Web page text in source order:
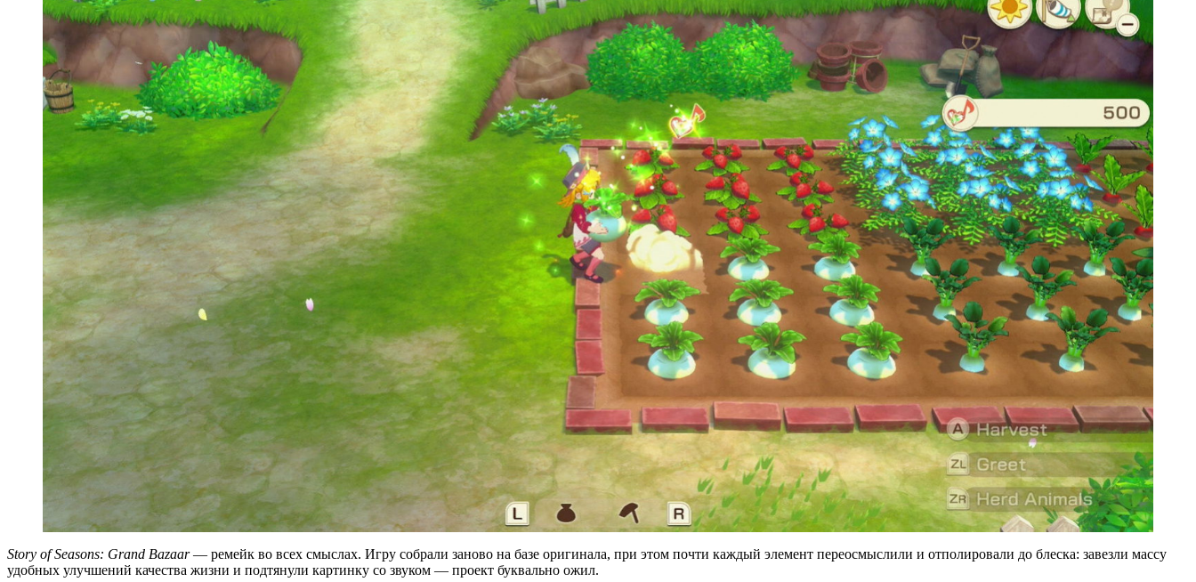
Story of Seasons: Grand Bazaar— ремейк во всех смыслах. Игру собрали заново на базе оригинала, при этом почти каждый элемент переосмыслили и отполировали до блеска: завезли массу
удобных улучшений качества жизни и подтянули картинку со звуком — проект буквально ожил.